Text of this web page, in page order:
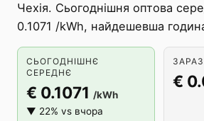
Чехія. Сьогоднішня оптова
0.1071 /kWh, найдешевша
СЬОГОДНІШНЄ
СЕРЕДНЄ
€ 0.1071 /kWh
▼ 22% vs вчора
€